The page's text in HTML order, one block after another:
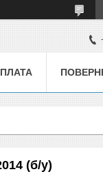
(б/у)